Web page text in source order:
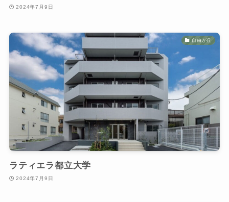
2024年7月9日
自由が丘
ラティエラ都立大学
2024年7月9日